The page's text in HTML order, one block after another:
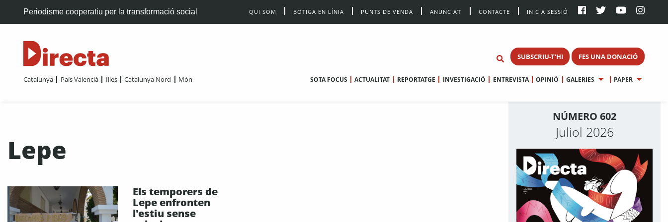
Periodisme cooperatiu per la transformació social QUI SOM BOTIGA EN LÍNIA PUNTS DE VENDA ANUNCIA’T CONTACTE INICIA SESSIÓ
SUBSCRIU-T'HI FES UNA DONACIÓ
Catalunya País Valencià Illes Catalunya Nord Món SOTA FOCUS ACTUALITAT REPORTATGE INVESTIGACIÓ ENTREVISTA OPINIÓ GALERIES PAPER
Lepe
Els temporers de
Lepe enfronten
l'estiu sense
NÚMERO 602
Juliol 2026